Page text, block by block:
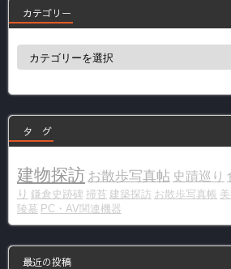
カテゴリー
カ
ー
タ グ
建物探訪 お散歩写真帖 史蹟巡り
り 鎌倉史跡碑 掃苔 建築探訪 お散歩写真帳
陵墓 PC・AV関連機器
最近の投稿